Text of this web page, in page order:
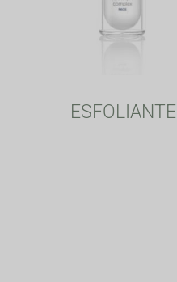
ESFOLIANTE